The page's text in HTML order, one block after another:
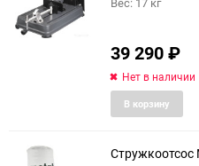
39 290₽
Нет в наличии
В корзину
Стружкоотсос